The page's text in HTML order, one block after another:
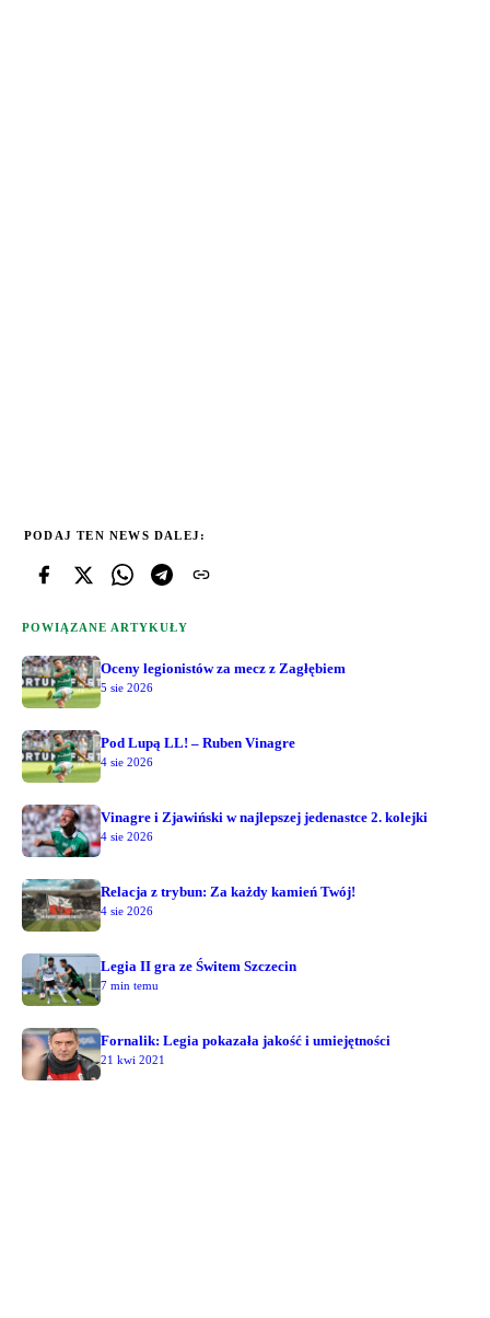
PODAJ TEN NEWS DALEJ:
POWIĄZANE ARTYKUŁY
Oceny legionistów za mecz z Zagłębiem
5 sie 2026
Pod Lupą LL! – Ruben Vinagre
4 sie 2026
Vinagre i Zjawiński w najlepszej jedenastce 2. kolejki
4 sie 2026
Relacja z trybun: Za każdy kamień Twój!
4 sie 2026
Legia II gra ze Świtem Szczecin
7 min temu
Fornalik: Legia pokazała jakość i umiejętności
21 kwi 2021